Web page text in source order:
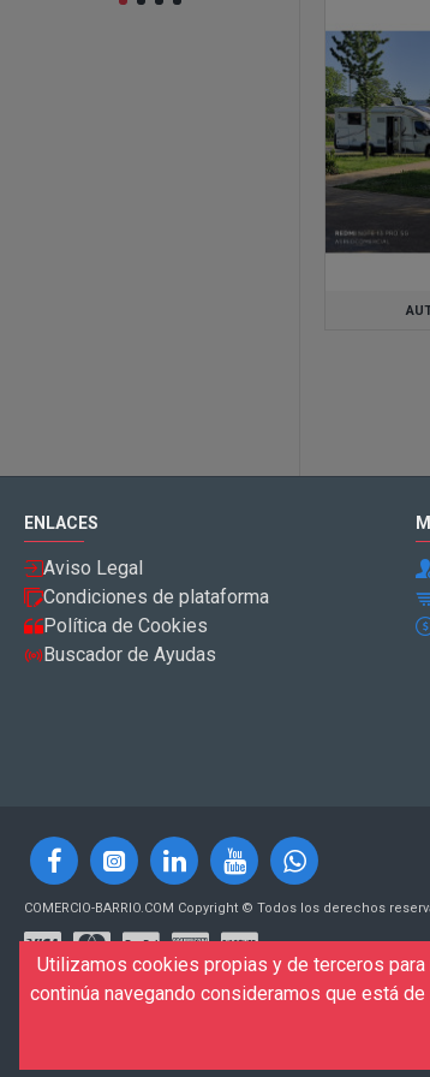
ENLACES
Aviso Legal
Condiciones de plataforma
Política de Cookies
Buscador de Ayudas
COMERCIO-BARRIO.COM Copyright © Todos los derechos
Desarrollo de la plataforma y mantenimiento
Desarrollo y diseño web, SEO, Marketing Digital
Utilizamos cookies propias y de terceros
continúa navegando consideramos que está